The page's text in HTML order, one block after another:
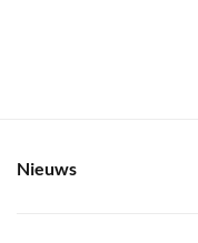
Nieuws